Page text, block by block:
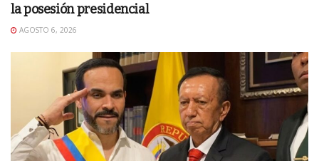
la posesión presidencial
AGOSTO 6, 2026